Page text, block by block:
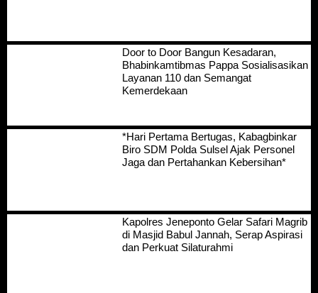
Door to Door Bangun Kesadaran,
Bhabinkamtibmas Pappa Sosialisasikan
Layanan 110 dan Semangat
Kemerdekaan
*Hari Pertama Bertugas, Kabagbinkar
Biro SDM Polda Sulsel Ajak Personel
Jaga dan Pertahankan Kebersihan*
Kapolres Jeneponto Gelar Safari Magrib
di Masjid Babul Jannah, Serap Aspirasi
dan Perkuat Silaturahmi